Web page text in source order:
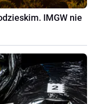
IMGW nie